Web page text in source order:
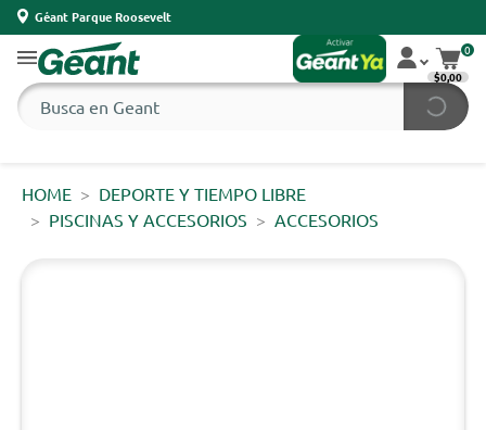
Géant Parque Roosevelt
0
$0,00
HOME
DEPORTE Y TIEMPO LIBRE
PISCINAS Y ACCESORIOS
ACCESORIOS